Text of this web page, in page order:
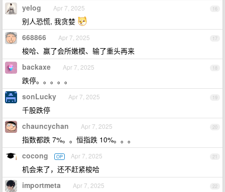
16
yelog Apr 7, 2025
别人恐慌, 我贪婪
17
668866 Apr 7, 2025
梭哈、赢了会所嫩模、输了重头再来
18
backaxe Apr 7, 2025
跌停。。。。。
19
sonLucky Apr 7, 2025
千股跌停
20
chauncychan Apr 7, 2025
指数都跌 7%。。恒指跌 10%。。。
21
cocong OP Apr 7, 2025
机会来了，还不赶紧梭哈
22
importmeta Apr 7, 2025